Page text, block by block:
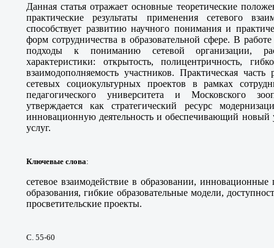
Данная статья отражает основные теоретические
практические результаты применения сетевого
способствует развитию научного понимания и
форм сотрудничества в образовательной сфере. В
подходы к пониманию сетевой организации,
характеристики: открытость, полицентричность,
взаимодополняемость участников. Практическая
сетевых социокультурных проектов в рамках
педагогического университета и Московского
утверждается как стратегический ресурс
инновационную деятельность и обеспечивающий новый
услуг.
Ключевые слова:
сетевое взаимодействие в образовании, инновационные
образования, гибкие образовательные модели,
просветительские проекты.
С. 55-60